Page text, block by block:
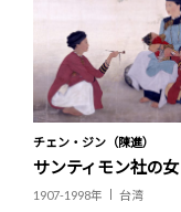
チェン・ジン（陳進）
サンティモン社の女
1907-1998年 台湾